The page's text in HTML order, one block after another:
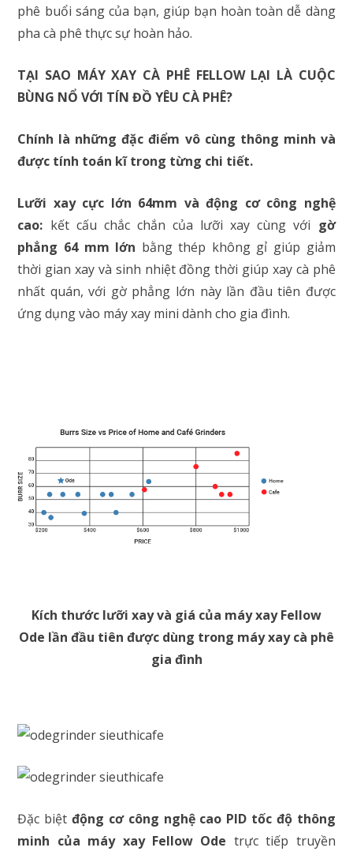
phê buổi sáng của bạn, giúp bạn hoàn toàn dễ dàng
pha cà phê thực sự hoàn hảo.
TẠI SAO MÁY XAY CÀ PHÊ FELLOW LẠI LÀ CUỘC
BÙNG NỔ VỚI TÍN ĐỒ YÊU CÀ PHÊ?
Chính là những đặc điểm vô cùng thông minh và
được tính toán kĩ trong từng chi tiết.
Lưỡi xay cực lớn 64mm và động cơ công nghệ
cao: kết cấu chắc chắn của lưỡi xay cùng với gờ
phẳng 64 mm lớn bằng thép không gỉ giúp giảm
thời gian xay và sinh nhiệt đồng thời giúp xay cà phê
nhất quán, với gờ phẳng lớn này lần đầu tiên được
ứng dụng vào máy xay mini dành cho gia đình.
Kích thước lưỡi xay và giá của máy xay Fellow
Ode lần đầu tiên được dùng trong máy xay cà phê
gia đình
Đặc biệtđộng cơ công nghệ cao PID tốc độ thông
minh của máy xay Fellow Ode trực tiếp truyền